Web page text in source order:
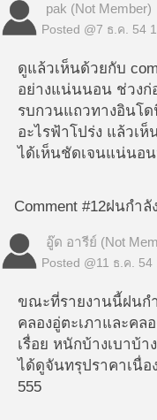
pak (Not Member)
Posted @7 ธ.ค. 54
ดูแล้วเห็นด้วยกับ
อย่างแน่นนอน ช่วงก่
รบกวนแถวทางอินโ
อะไรฟ้าโปร่ง แล้วเ
ได้เห็นชัดเจนแน่นอ
Comment #12ฝนกำลั
อู๊ด อารีย์ (Not
Posted @11 ธ.ค. 54
ขณะที่รายงานนี้ฝนก
คลองอู่ตะเภาและคล
เรื่อย หนักบ้างเบาบ้
ได้ดูจันทรุปราคาเนื่อ
555